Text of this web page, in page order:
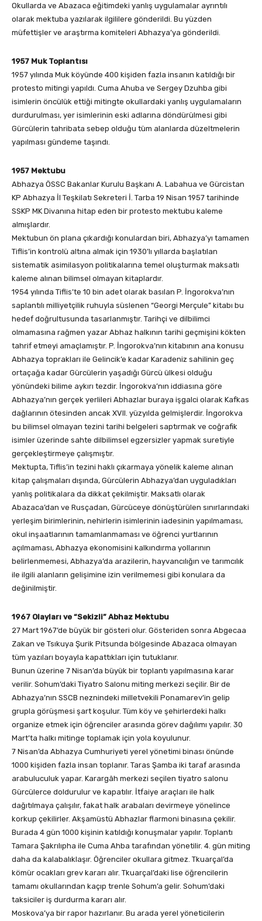
Okullarda ve Abazaca eğitimdeki yanlış uygulamalar ayrıntılı
olarak mektuba yazılarak ilgililere gönderildi. Bu yüzden
müfettişler ve araştırma komiteleri Abhazya’ya gönderildi.
1957 Muk Toplantısı
1957 yılında Muk köyünde 400 kişiden fazla insanın katıldığı bir
protesto mitingi yapıldı. Cuma Ahuba ve Sergey Dzuhba gibi
isimlerin öncülük ettiği mitingte okullardaki yanlış uygulamaların
durdurulması, yer isimlerinin eski adlarına döndürülmesi gibi
Gürcülerin tahribata sebep olduğu tüm alanlarda düzeltmelerin
yapılması gündeme taşındı.
1957 Mektubu
Abhazya ÖSSC Bakanlar Kurulu Başkanı A. Labahua ve Gürcistan
KP Abhazya İl Teşkilatı Sekreteri İ. Tarba 19 Nisan 1957 tarihinde
SSKP MK Divanına hitap eden bir protesto mektubu kaleme
almışlardır.
Mektubun ön plana çıkardığı konulardan biri, Abhazya’yı tamamen
Tiflis’in kontrolü altına almak için 1930’lı yıllarda başlatılan
sistematik asimilasyon politikalarına temel oluşturmak maksatlı
kaleme alınan bilimsel olmayan kitaplardır.
1954 yılında Tiflis’te 10 bin adet olarak basılan P. İngorokva’nın
saplantılı milliyetçilik ruhuyla süslenen “Georgi Merçule” kitabı bu
hedef doğrultusunda tasarlanmıştır. Tarihçi ve dilbilimci
olmamasına rağmen yazar Abhaz halkının tarihi geçmişini kökten
tahrif etmeyi amaçlamıştır. P. İngorokva’nın kitabının ana konusu
Abhazya toprakları ile Gelincik’e kadar Karadeniz sahilinin geç
ortaçağa kadar Gürcülerin yaşadığı Gürcü ülkesi olduğu
yönündeki bilime aykırı tezdir. İngorokva’nın iddiasına göre
Abhazya’nın gerçek yerlileri Abhazlar buraya işgalci olarak Kafkas
dağlarının ötesinden ancak XVII. yüzyılda gelmişlerdir. İngorokva
bu bilimsel olmayan tezini tarihi belgeleri saptırmak ve coğrafik
isimler üzerinde sahte dilbilimsel egzersizler yapmak suretiyle
gerçekleştirmeye çalışmıştır.
Mektupta, Tiflis’in tezini haklı çıkarmaya yönelik kaleme alınan
kitap çalışmaları dışında, Gürcülerin Abhazya’dan uyguladıkları
yanlış politikalara da dikkat çekilmiştir. Maksatlı olarak
Abazaca’dan ve Rusçadan, Gürcüceye dönüştürülen sınırlarındaki
yerleşim birimlerinin, nehirlerin isimlerinin iadesinin yapılmaması,
okul inşaatlarının tamamlanmaması ve öğrenci yurtlarının
açılmaması, Abhazya ekonomisini kalkındırma yollarının
belirlenmemesi, Abhazya’da arazilerin, hayvancılığın ve tarımcılık
ile ilgili alanların gelişimine izin verilmemesi gibi konulara da
değinilmiştir.
1967 Olayları ve “Sekizli” Abhaz Mektubu
27 Mart 1967’de büyük bir gösteri olur. Gösteriden sonra Abgecaa
Zakan ve Tsıkuya Şurik Pitsunda bölgesinde Abazaca olmayan
tüm yazıları boyayla kapattıkları için tutuklanır.
Bunun üzerine 7 Nisan’da büyük bir toplantı yapılmasına karar
verilir. Sohum’daki Tiyatro Salonu miting merkezi seçilir. Bir de
Abhazya’nın SSCB neznindeki milletvekili Ponamarev’in gelip
grupla görüşmesi şart koşulur. Tüm köy ve şehirlerdeki halkı
organize etmek için öğrenciler arasında görev dağılımı yapılır. 30
Mart’ta halkı mitinge toplamak için yola koyulunur.
7 Nisan’da Abhazya Cumhuriyeti yerel yönetimi binası önünde
1000 kişiden fazla insan toplanır. Taras Şamba iki taraf arasında
arabuluculuk yapar. Karargâh merkezi seçilen tiyatro salonu
Gürcülerce doldurulur ve kapatılır. İtfaiye araçları ile halk
dağıtılmaya çalışılır, fakat halk arabaları devirmeye yönelince
korkup çekilirler. Akşamüstü Abhazlar flarmoni binasına çekilir.
Burada 4 gün 1000 kişinin katıldığı konuşmalar yapılır. Toplantı
Tamara Şakrılıpha ile Cuma Ahba tarafından yönetilir. 4. gün miting
daha da kalabalıklaşır. Öğrenciler okullara gitmez. Tkuarçal’da
kömür ocakları grev kararı alır. Tkuarçal’daki lise öğrencilerin
tamamı okullarından kaçıp trenle Sohum’a gelir. Sohum’daki
taksiciler iş durdurma kararı alır.
Moskova’ya bir rapor hazırlanır. Bu arada yerel yöneticilerin